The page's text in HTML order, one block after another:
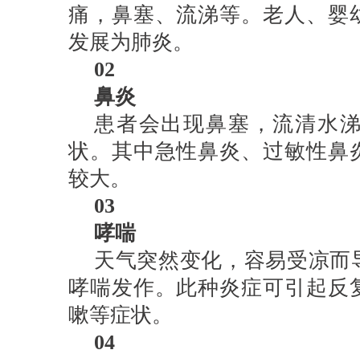
痛，鼻塞、流涕等。老人、婴
发展为肺炎。
02
鼻炎
患者会出现鼻塞，流清水
状。其中急性鼻炎、过敏性鼻
较大。
03
哮喘
天气突然变化，容易受凉
哮喘发作。此种炎症可引起
嗽等症状。
04